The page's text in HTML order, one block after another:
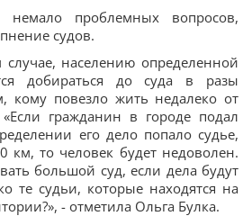
немало проблемных вопросов,
судов.
населению определенной
добираться до суда в разы
кому повезло жить недалеко от
«Если гражданин в городе подал
его дело попало судье,
км, то человек будет недоволен.
большой суд, если дела будут
те судьи, которые находятся на
- отметила Ольга Булка.